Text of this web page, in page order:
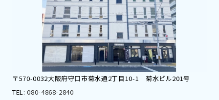
〒570-0032大阪府守口市菊水通2丁目10-1 菊水ビル201号
TEL:080-4868-2840